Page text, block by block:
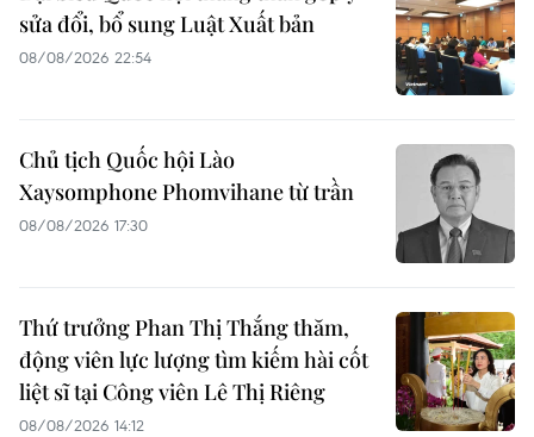
sửa đổi, bổ sung Luật Xuất bản
08/08/2026 22:54
Chủ tịch Quốc hội Lào
Xaysomphone Phomvihane từ trần
08/08/2026 17:30
Thứ trưởng Phan Thị Thắng thăm,
động viên lực lượng tìm kiếm hài cốt
liệt sĩ tại Công viên Lê Thị Riêng
08/08/2026 14:12